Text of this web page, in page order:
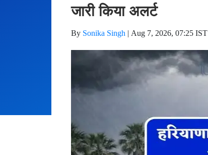
जारी किया अलर्ट
By Sonika Singh | Aug 7, 2026, 07:25 IST